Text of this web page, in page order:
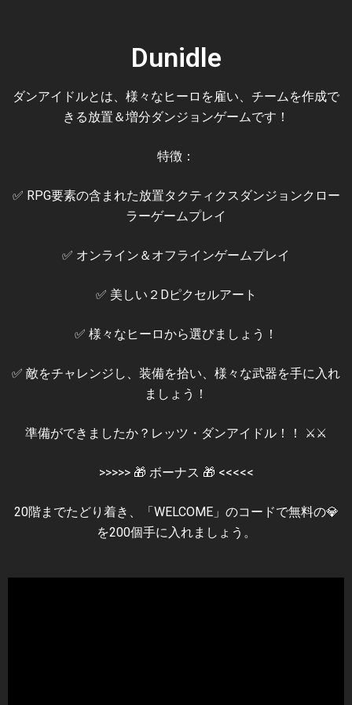
Dunidle
ダンアイドルとは、様々なヒーロを雇い、チームを作成で
きる放置＆増分ダンジョンゲームです！
特徴：
✅ RPG要素の含まれた放置タクティクスダンジョンクロー
ラーゲームプレイ
✅ オンライン＆オフラインゲームプレイ
✅ 美しい２Dピクセルアート
✅ 様々なヒーロから選びましょう！
✅ 敵をチャレンジし、装備を拾い、様々な武器を手に入れ
ましょう！
準備ができましたか？レッツ・ダンアイドル！！ ⚔️⚔️
>>>>> 🎁 ボーナス 🎁 <<<<<
20階までたどり着き、「WELCOME」のコードで無料の💎
を200個手に入れましょう。